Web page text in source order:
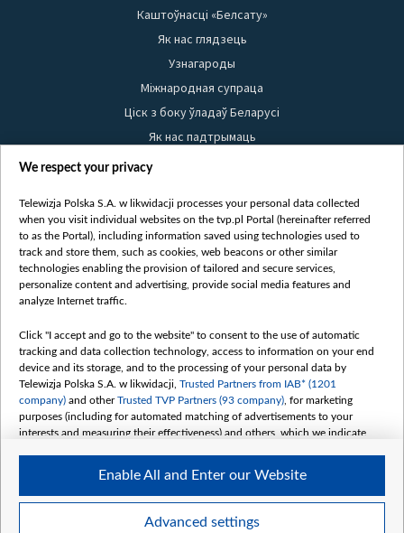
Каштоўнасці «Белсату»
Як нас глядзець
Узнагароды
Міжнародная супраца
Ціск з боку ўладаў Беларусі
Як нас падтрымаць
Правілы выкарыстання матэрыялаў
Бяспека
Youtube
Белсат news
Белсат Shorts
Жэстачайшы мульт
Belsat English
Biełsat PL
Белсат Now
Белсат History
Белсат Music
Белсат Doc
My consents
We respect your privacy
Telewizja Polska S.A. w likwidacji processes your personal data collected
when you visit individual websites on the tvp.pl Portal (hereinafter referred
to as the Portal), including information saved using technologies used to
track and store them, such as cookies, web beacons or other similar
technologies enabling the provision of tailored and secure services,
personalize content and advertising, provide social media features and
analyze Internet traffic.
Click "I accept and go to the website" to consent to the use of automatic
tracking and data collection technology, access to information on your end
device and its storage, and to the processing of your personal data by
Telewizja Polska S.A. w likwidacji, Trusted Partners from IAB* (1201
company) and otherTrusted TVP Partners (93 company) , for marketing
purposes (including for automated matching of advertisements to your
interests and measuring their effectiveness) and others, which we indicate
The purposes of processing your data by TVP S.A. w likwidacji are as
follows:
Use limited data to select advertising
Advanced settings
Enable All and Enter our Website